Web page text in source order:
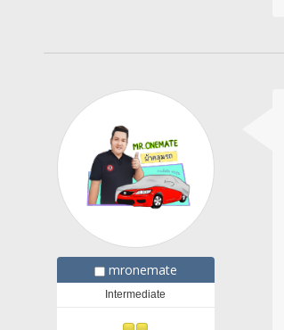
mronemate
Intermediate